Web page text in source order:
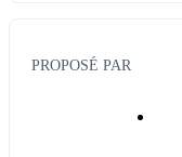
PROPOSÉ PAR